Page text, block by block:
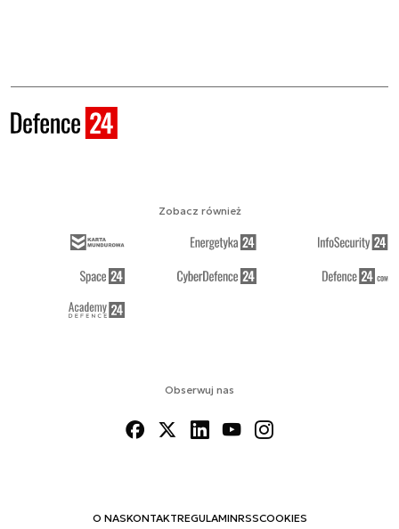
Obserwuj nas
O NASKONTAKTREGULAMINRSSCOOKIES
Zobacz również